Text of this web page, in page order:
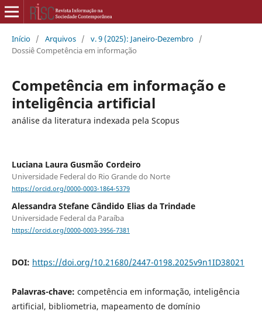
Início / Arquivos / v. 9 (2025): Janeiro-Dezembro /
Dossiê Competência em informação
Competência em informação e
inteligência artificial
análise da literatura indexada pela Scopus
Luciana Laura Gusmão Cordeiro
Universidade Federal do Rio Grande do Norte
https://orcid.org/0000-0003-1864-5379
Alessandra Stefane Cândido Elias da Trindade
Universidade Federal da Paraíba
https://orcid.org/0000-0003-3956-7381
DOI: https://doi.org/10.21680/2447-0198.2025v9n1ID38021
Palavras-chave: competência em informação, inteligência
artificial, bibliometria, mapeamento de domínio